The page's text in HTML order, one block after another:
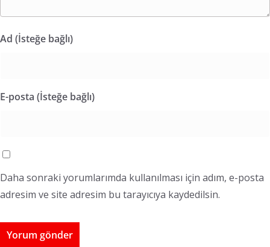
Ad (İsteğe bağlı)
E-posta (İsteğe bağlı)
Daha sonraki yorumlarımda kullanılması için adım, e-posta
adresim ve site adresim bu tarayıcıya kaydedilsin.